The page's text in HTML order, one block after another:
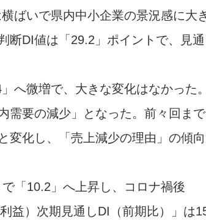
ばいで県内中小企業の景況感に大
断DI値は「29.2」ポイントで、見
へ微増で、大きな変化はなかった
需要の減少」となった。前々回ま
変化し、「売上減少の理由」の傾
「10.2」へ上昇し、コロナ禍後
益）次期見通しDI（前期比）」は